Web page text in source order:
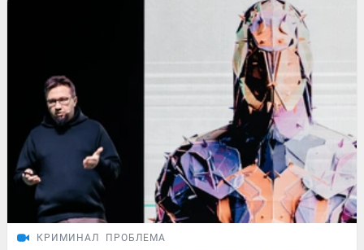
КРИМИНАЛ ПРОБЛЕМА